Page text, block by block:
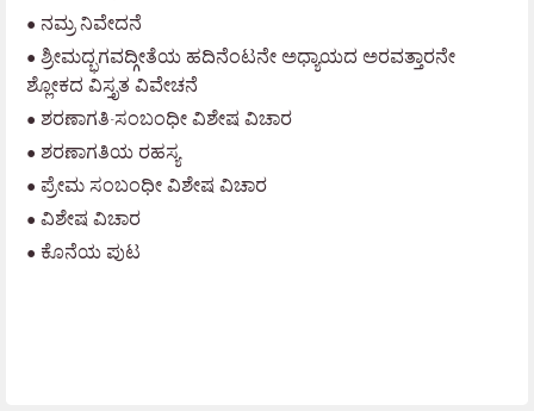
• ನಮ್ರ ನಿವೇದನೆ
• ಶ್ರೀಮದ್ಭಗವದ್ಗೀತೆಯ ಹದಿನೆಂಟನೇ ಅಧ್ಯಾಯದ ಅರವತ್ತಾರನೇ
ಶ್ಲೋಕದ ವಿಸ್ತೃತ ವಿವೇಚನೆ
• ಶರಣಾಗತಿ-ಸಂಬಂಧೀ ವಿಶೇಷ ವಿಚಾರ
• ಶರಣಾಗತಿಯ ರಹಸ್ಯ
• ಪ್ರೇಮ ಸಂಬಂಧೀ ವಿಶೇಷ ವಿಚಾರ
• ವಿಶೇಷ ವಿಚಾರ
• ಕೊನೆಯ ಪುಟ